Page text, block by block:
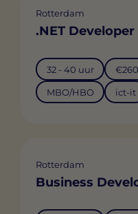
Rotterdam
.NET
32 - 40 uur
MBO/HBO ict-it
Rotterdam
Business